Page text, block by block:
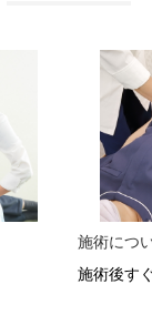
施術につ